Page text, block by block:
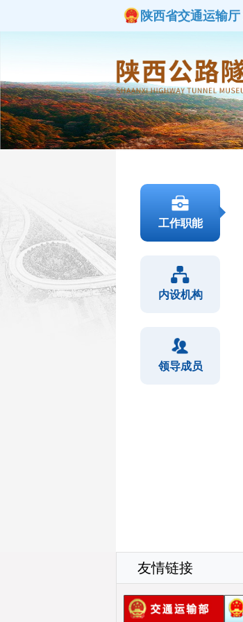
陕西省交通运输厅
工作职能
内设机构
领导成员
友情链接